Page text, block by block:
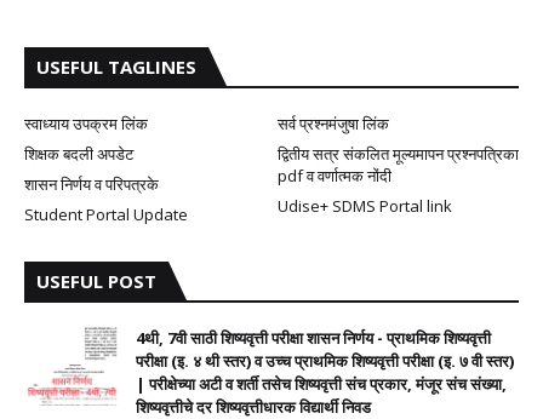
USEFUL TAGLINES
स्वाध्याय उपक्रम लिंक
सर्व प्रश्नमंजुषा लिंक
शिक्षक बदली अपडेट
द्वितीय सत्र संकलित मूल्यमापन प्रश्नपत्रिका
pdf व वर्णात्मक नोंदी
शासन निर्णय व परिपत्रके
Udise+ SDMS Portal link
Student Portal Update
USEFUL POST
4थी, 7वी साठी शिष्यवृत्ती परीक्षा शासन निर्णय - प्राथमिक शिष्यवृत्ती
परीक्षा (इ. ४ थी स्तर) व उच्च प्राथमिक शिष्यवृत्ती परीक्षा (इ. ७ वी स्तर)
| परीक्षेच्या अटी व शर्ती तसेच शिष्यवृत्ती संच प्रकार, मंजूर संच संख्या,
शिष्यवृत्तीचे दर शिष्यवृत्तीधारक विद्यार्थी निवड